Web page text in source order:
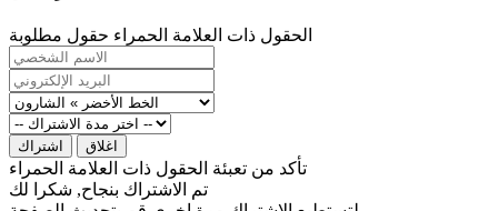
الحقول ذات العلامة الحمراء حقول مطلوبة
اشتراك اغلاق
تأكد من تعبئة الحقول ذات العلامة الحمراء
تم الاشتراك بنجاح, شكرا لك